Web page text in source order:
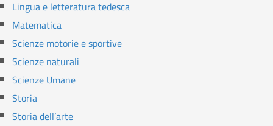
Lingua e letteratura tedesca
Matematica
Scienze motorie e sportive
Scienze naturali
Scienze Umane
Storia
Storia dell’arte